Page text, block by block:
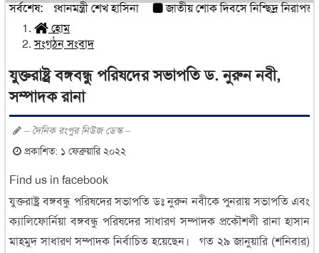
সর্বশেষ:প্রধানমন্ত্রী শেখ হাসিনা
জাতীয় শোক দিবসে নিশ্ছিদ্র নিরাপত্তা
হোম
সংগঠন সংবাদ
যুক্তরাষ্ট্র বঙ্গবন্ধু পরিষদের সভাপতি ড. নুরুন নবী,
সম্পাদক রানা
– দৈনিক রংপুর নিউজ ডেস্ক –
প্রকাশিত: ১ ফেব্রুয়ারি ২০২২
Find us in facebook
যুক্তরাষ্ট্র বঙ্গবন্ধু পরিষদের সভাপতি ডঃ নুরুন নবীকে পুনরায় সভাপতি এবং
ক্যালিফোর্নিয়া বঙ্গবন্ধু পরিষদের সাধারণ সম্পাদক প্রকৌশলী রানা হাসান
মাহমুদ সাধারণ সম্পাদক নির্বাচিত হয়েছেন। গত ২৯ জানুয়ারি (শনিবার)